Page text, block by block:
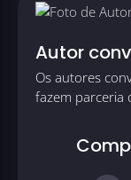
Autor
Os autores
fazem parceria